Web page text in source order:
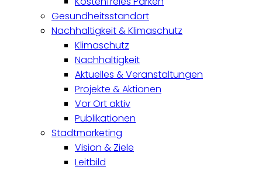
Gesundheitsstandort
Nachhaltigkeit & Klimaschutz
Klimaschutz
Nachhaltigkeit
Aktuelles & Veranstaltungen
Projekte & Aktionen
Vor Ort aktiv
Publikationen
Stadtmarketing
Vision & Ziele
Leitbild